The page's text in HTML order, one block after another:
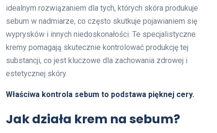
idealnym rozwiązaniem dla tych, których skóra produkuje
sebum w nadmiarze, co często skutkuje pojawianiem się
wyprysków i innych niedoskonałości. Te specjalistyczne
kremy pomagają skutecznie kontrolować produkcję tej
substancji, co jest kluczowe dla zachowania zdrowej i
estetycznej skóry.
Właściwa kontrola sebum to podstawa pięknej cery.
Jak działa krem na sebum?